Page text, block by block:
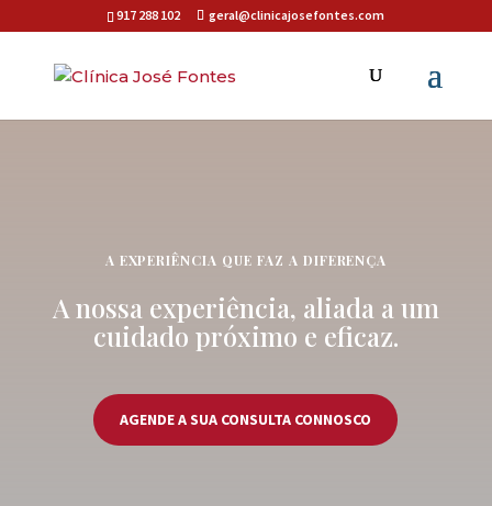
917 288 102 geral@clinicajosefontes.com
A EXPERIÊNCIA QUE FAZ A DIFERENÇA
A nossa experiência, aliada a um
cuidado próximo e eficaz.
AGENDE A SUA CONSULTA CONNOSCO